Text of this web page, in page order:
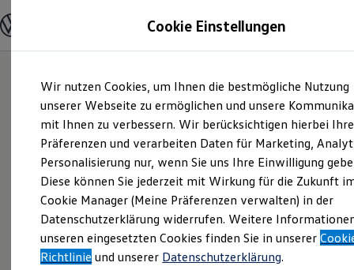
Hauptinhalt
springen
Footer
springen
Modelle und Konfigurator
Modelle vergleichen
Elektroautos
ENERGY Sondermodelle
Nutzfahrzeuge
SUV und CUV
Familienautos
Kombis
Kompaktwagen
Sportwagen
Schnell verfügbare Fahrzeuge
Angebote und Produkte
Aktuelle Angebote
E-Auto-Förderung
Volkswagen Marktplatz
Cookie Einstellungen
Wir nutzen Cookies, um Ihnen die bestmögliche Nutzung
unserer Webseite zu ermöglichen und unsere
mit Ihnen zu verbessern. Wir berücksichtigen hierbei Ihre
Präferenzen und verarbeiten Daten für Marketing,
Personalisierung nur, wenn Sie uns Ihre Einwilligung
Diese können Sie jederzeit mit Wirkung für die Zukunft
Cookie Manager (Meine Präferenzen verwalten) in der
Datenschutzerklärung widerrufen. Weitere
unseren eingesetzten Cookies finden Sie in unserer
Richtlinie und unserer Datenschutzerklärung.